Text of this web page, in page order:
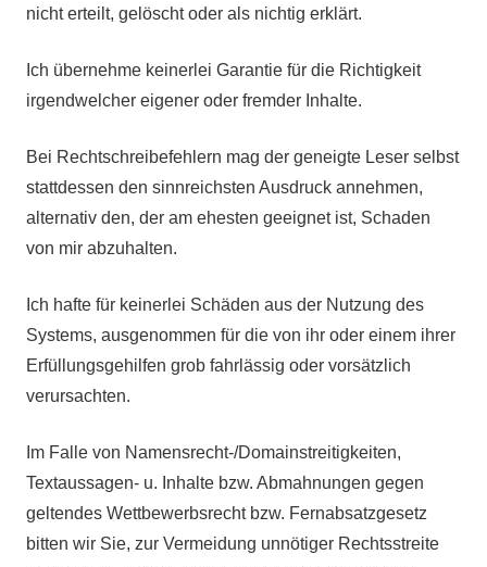
nicht erteilt, gelöscht oder als nichtig erklärt.
Ich übernehme keinerlei Garantie für die Richtigkeit
irgendwelcher eigener oder fremder Inhalte.
Bei Rechtschreibefehlern mag der geneigte Leser selbst
stattdessen den sinnreichsten Ausdruck annehmen,
alternativ den, der am ehesten geeignet ist, Schaden
von mir abzuhalten.
Ich hafte für keinerlei Schäden aus der Nutzung des
Systems, ausgenommen für die von ihr oder einem ihrer
Erfüllungsgehilfen grob fahrlässig oder vorsätzlich
verursachten.
Im Falle von Namensrecht-/Domainstreitigkeiten,
Textaussagen- u. Inhalte bzw. Abmahnungen gegen
geltendes Wettbewerbsrecht bzw. Fernabsatzgesetz
bitten wir Sie, zur Vermeidung unnötiger Rechtsstreite